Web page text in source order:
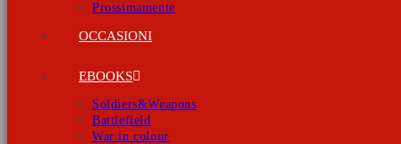
Prossimamente
OCCASIONI
EBOOKS
Soldiers&Weapons
Battlefield
War in colour